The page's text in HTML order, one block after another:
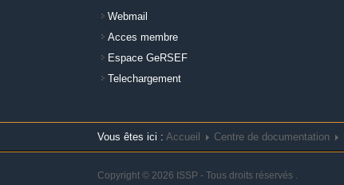
Webmail
Acces membre
Espace GeRSEF
Telechargement
Vous êtes ici : Accueil Centre de documentation
Copyright © 2026 ISSP - Tous droits réservés .